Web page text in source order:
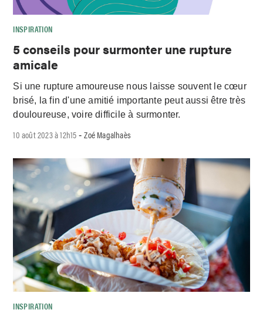
INSPIRATION
5 conseils pour surmonter une rupture
amicale
Si une rupture amoureuse nous laisse souvent le cœur
brisé, la fin d'une amitié importante peut aussi être très
douloureuse, voire difficile à surmonter.
10 août 2023 à 12h15 -Zoé Magalhaès
INSPIRATION